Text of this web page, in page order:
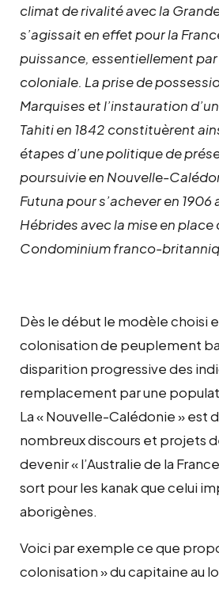
climat de rivalité avec la
s’agissait en effet pour la
puissance, essentiellement par
coloniale. La prise de
Marquises et l’instauration
Tahiti en 1842 constituèrent
étapes d’une politique de
poursuivie en Nouvelle-
Futuna pour s’achever en
Hébrides avec la mise en place
Condominium franco-
Dès le début le modèle choisi
colonisation de peuplement
disparition progressive des
remplacement par une
La « Nouvelle-Calédonie » est
nombreux discours et projets
devenir « l’Australie de la
sort pour les kanak que celui
aborigènes.
Voici par exemple ce que
colonisation » du capitaine au